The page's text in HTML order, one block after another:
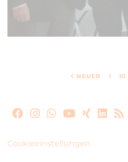
NEUER 1 10
Cookieeinstellungen